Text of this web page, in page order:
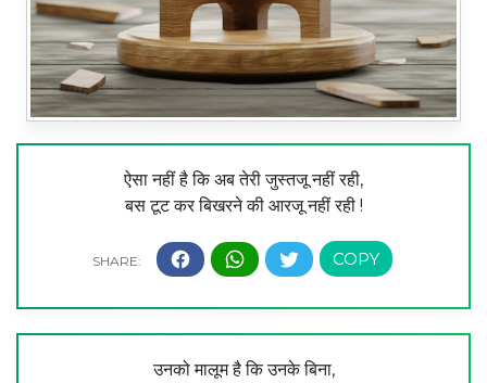
ऐसा नहीं है कि अब तेरी जुस्तजू नहीं रही,
बस टूट कर बिखरने की आरजू नहीं रही !
उनको मालूम है कि उनके बिना,